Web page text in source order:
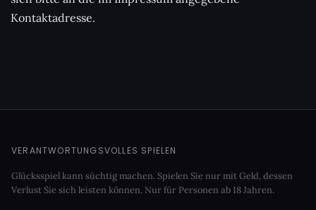
Kontaktadresse.
VERANTWORTUNGSVOLLES SPIELEN
Glücksspiel kann süchtig machen. Spielen Sie nur mit Geld, dessen
Verlust Sie sich leisten können. Nur für Personen ab 18 Jahren.